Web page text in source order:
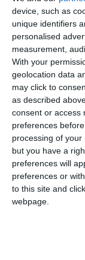
device, such as
unique identifiers
personalised
measurement,
With your
geolocation data
may click to
as described
consent or access
preferences
processing of
but you have a
preferences will
preferences or
to this site and
webpage.
Sărbătoarea
al regăsirii și al
Vă doresc ca
bucurie alături
Citește și
Ministrul
JAISe discută
frontieră